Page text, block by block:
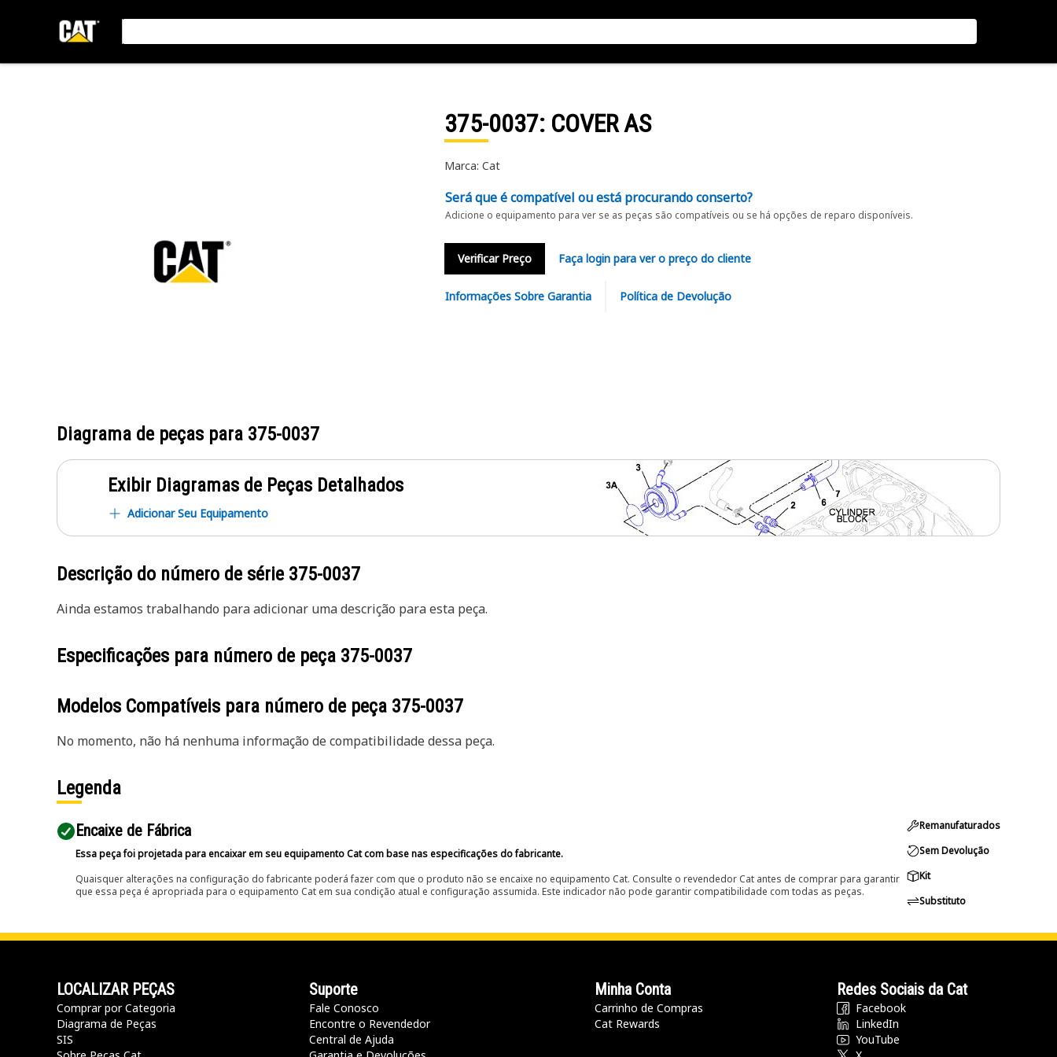
375-0037: COVER AS
Marca: Cat
Será que é compatível ou está procurando conserto?
Adicione o equipamento para ver se as peças são compatíveis ou se há opções de reparo disponíveis.
Verificar Preço Faça login para ver o preço do cliente
Informações Sobre Garantia Política de Devolução
Diagrama de peças para 375-0037
Exibir Diagramas de Peças Detalhados
Adicionar Seu Equipamento
Descrição do número de série 375-0037
Ainda estamos trabalhando para adicionar uma descrição para esta peça.
Especificações para número de peça 375-0037
Modelos Compatíveis para número de peça 375-0037
No momento, não há nenhuma informação de compatibilidade dessa peça.
Legenda
Encaixe de Fábrica
Essa peça foi projetada para encaixar em seu equipamento Cat com base nas especificações do fabricante.
Quaisquer alterações na configuração do fabricante poderá fazer com que o produto não se encaixe no equipamento Cat. Consulte o revendedor Cat antes de comprar para garantir
que essa peça é apropriada para o equipamento Cat em sua condição atual e configuração assumida. Este indicador não pode garantir compatibilidade com todas as peças.
Remanufaturados
Sem Devolução
Kit
Substituto
LOCALIZAR PEÇAS
Comprar por Categoria
Diagrama de Peças
SIS
Suporte
Fale Conosco
Encontre o Revendedor
Central de Ajuda
Minha Conta
Carrinho de Compras
Cat Rewards
Redes Sociais da Cat
Facebook
LinkedIn
YouTube